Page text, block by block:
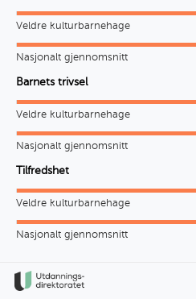
Veldre kulturbarnehage
Nasjonalt gjennomsnitt
Barnets trivsel
Veldre kulturbarnehage
Nasjonalt gjennomsnitt
Tilfredshet
Veldre kulturbarnehage
Nasjonalt gjennomsnitt